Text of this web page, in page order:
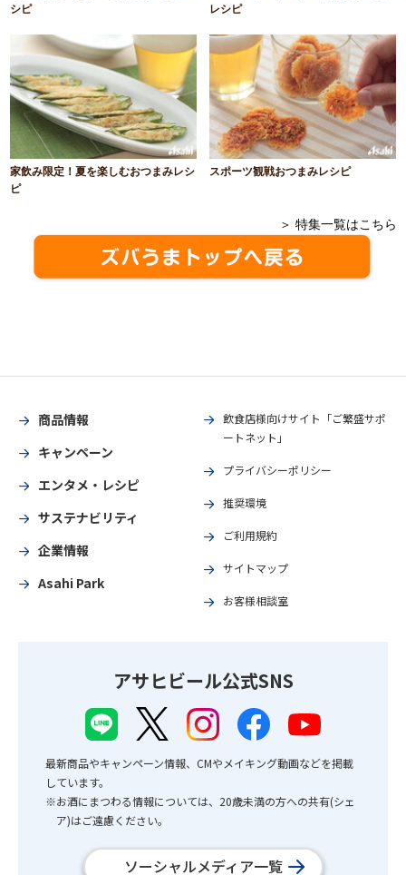
シピ
レシピ
家飲み限定！夏を楽しむおつまみレシ
ピ
スポーツ観戦おつまみレシピ
＞ 特集一覧はこちら
商品情報
キャンペーン
エンタメ・レシピ
サステナビリティ
企業情報
Asahi Park
飲食店様向けサイト「ご繁盛サポ
ートネット」
プライバシーポリシー
推奨環境
ご利用規約
サイトマップ
お客様相談室
アサヒビール公式SNS
最新商品やキャンペーン情報、CMやメイキング動画などを掲載
しています。
※お酒にまつわる情報については、20歳未満の方への共有(シェ
ア)はご遠慮ください。
ソーシャルメディア一覧